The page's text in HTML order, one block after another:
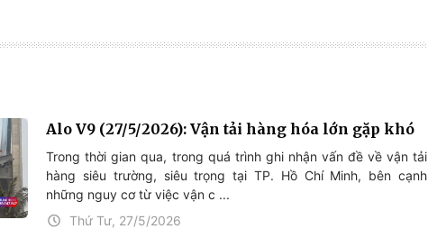
Alo V9 (27/5/2026): Vận tải hàng hóa lớn gặp khó
Trong thời gian qua, trong quá trình ghi nhận vấn đề về vận tải
hàng siêu trường, siêu trọng tại TP. Hồ Chí Minh, bên cạnh
những nguy cơ từ việc vận c ...
Thứ Tư, 27/5/2026